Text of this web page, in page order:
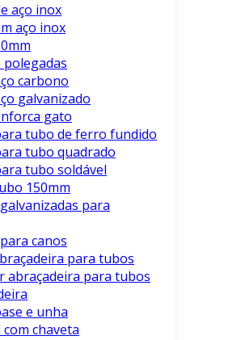
aço inox
aço inox
polegadas
carbono
galvanizado
gato
tubo de ferro fundido
tubo quadrado
tubo soldável
150mm
para
canos
para tubos
abraçadeira para tubos
e unha
chaveta